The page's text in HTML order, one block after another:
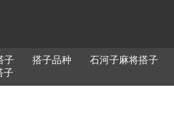
子 搭子品种
石河子麻将搭子
子